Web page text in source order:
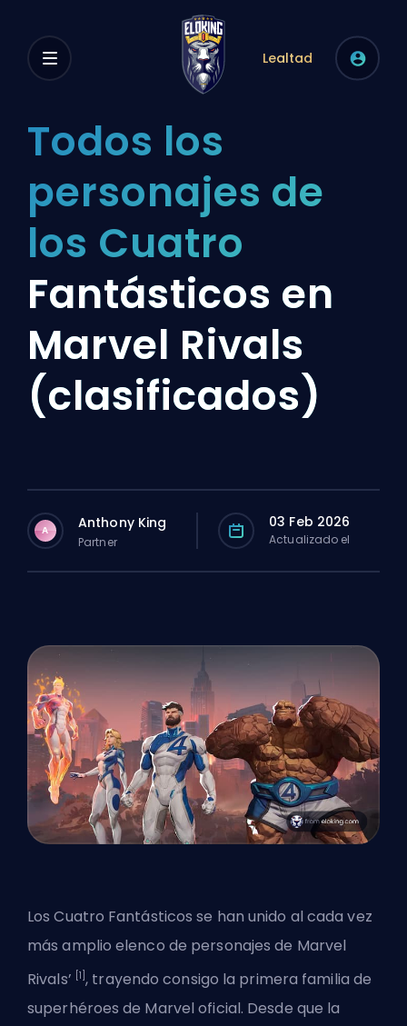
Lealtad
Todos los
personajes de
los Cuatro
Fantásticos en
Marvel Rivals
(clasificados)
A Anthony King
Partner
03 Feb 2026
Actualizado el
Los Cuatro Fantásticos se han unido al cada vez
más amplio elenco de personajes de Marvel
Rivals’ [1] , trayendo consigo la primera familia de
superhéroes de Marvel oficial. Desde que la